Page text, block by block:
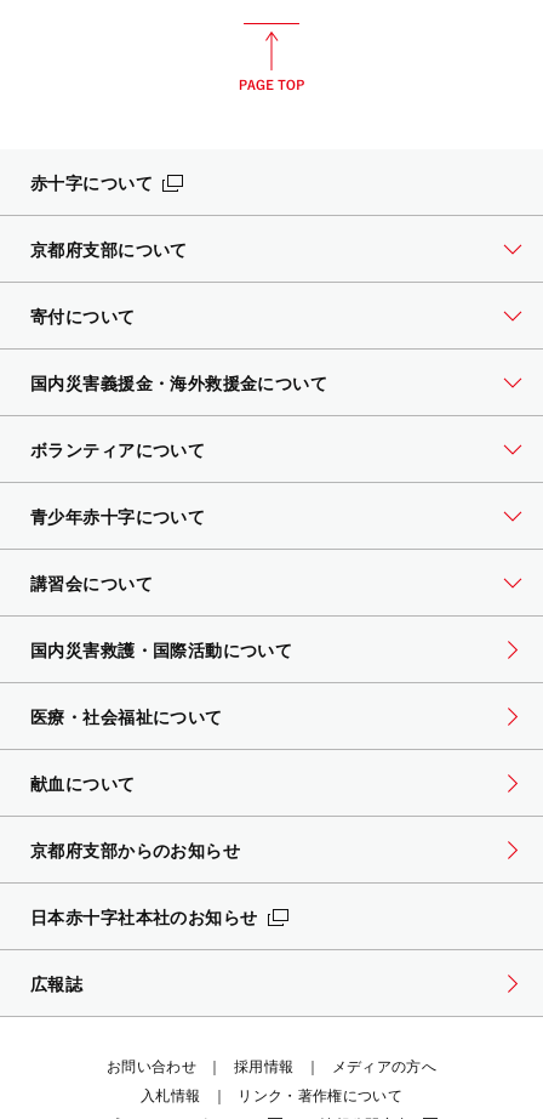
赤十字について
京都府支部について
寄付について
国内災害義援金・海外救援金について
ボランティアについて
青少年赤十字について
講習会について
国内災害救護・国際活動について
医療・社会福祉について
献血について
京都府支部からのお知らせ
日本赤十字社本社のお知らせ
広報誌
お問い合わせ 採用情報
メディアの方へ
入札情報
リンク・著作権について